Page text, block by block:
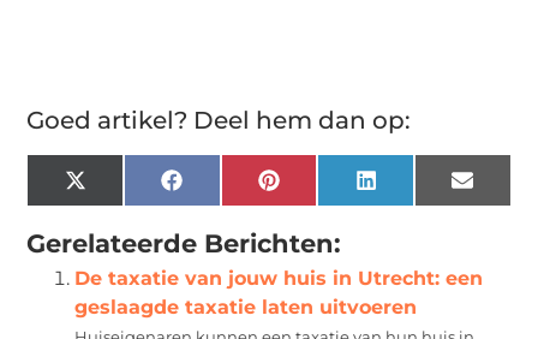
Goed artikel? Deel hem dan op:
X
(Twitter)
FacebookPinterest LinkedIn Email
Gerelateerde Berichten:
De taxatie van jouw huis in Utrecht: een
geslaagde taxatie laten uitvoeren